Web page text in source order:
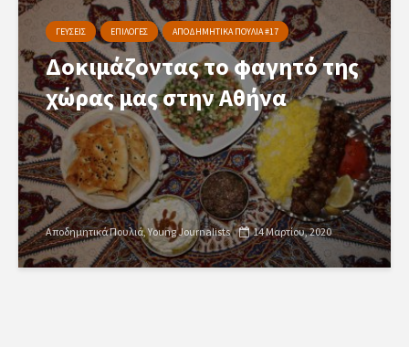
ΓΕΥΣΕΙΣ ΕΠΙΛΟΓΕΣ ΑΠΟΔΗΜΗΤΙΚΑ ΠΟΥΛΙΑ #17
Δοκιμάζοντας το φαγητό της
χώρας μας στην Αθήνα
Αποδημητικά Πουλιά Young Journalists 14 Μαρτίου, 2020